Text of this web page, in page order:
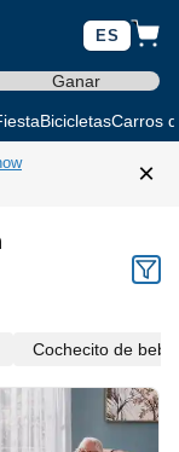
ES
Ganar
BicicletasCarros
×
Cochecito de bebé